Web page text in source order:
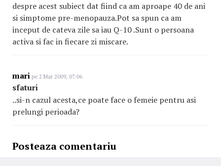
despre acest subiect dat fiind ca am aproape 40 de ani
si simptome pre-menopauza.Pot sa spun ca am
inceput de cateva zile sa iau Q-10 .Sunt o persoana
activa si fac in fiecare zi miscare.
mari pe 2 Mar 2009, 07:06
sfaturi
..si-n cazul acesta,ce poate face o femeie pentru asi
prelungi perioada?
Posteaza comentariu